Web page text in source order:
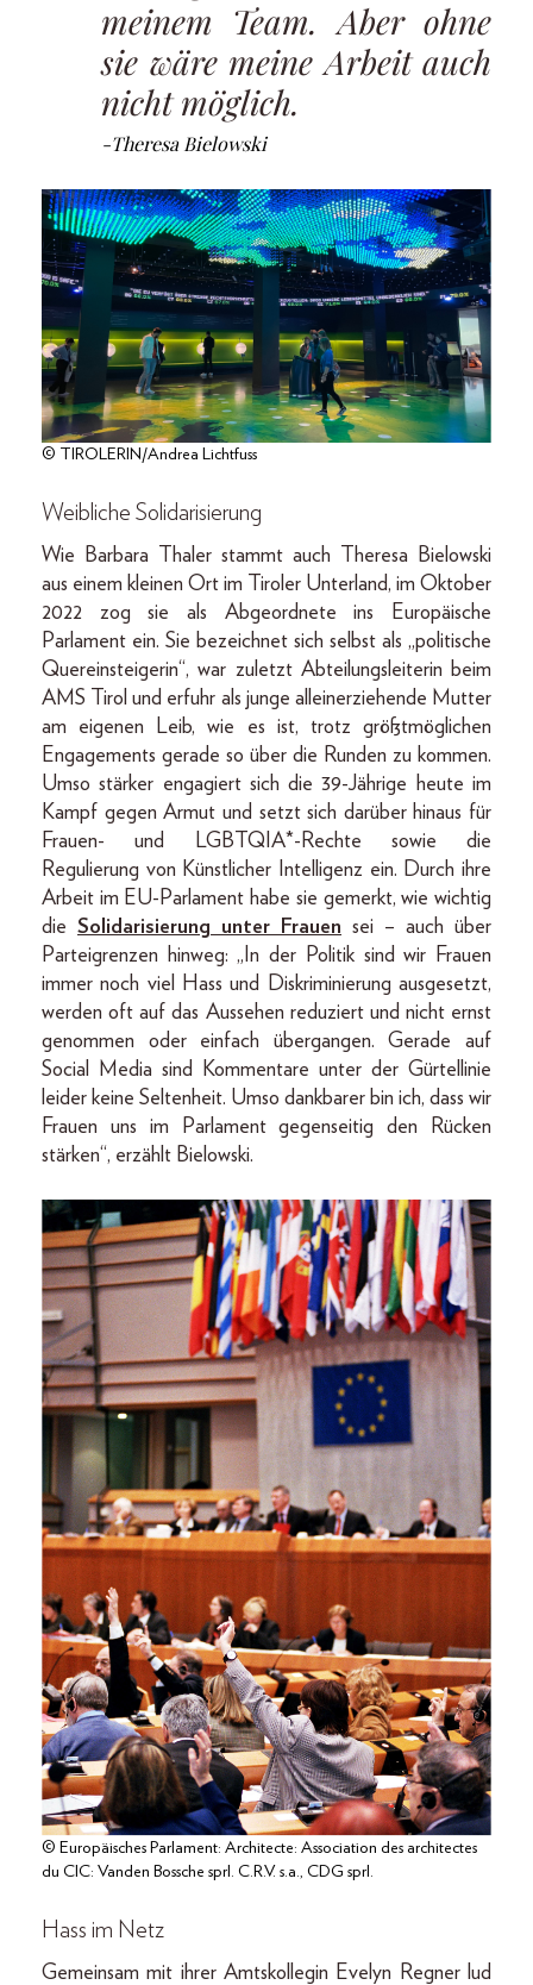
meinem Team. Aber ohne
sie wäre meine Arbeit auch
nicht möglich.
-Theresa Bielowski
© TIROLERIN/Andrea Lichtfuss
Weibliche Solidarisierung
Wie Barbara Thaler stammt auch Theresa Bielowski
aus einem kleinen Ort im Tiroler Unterland, im Oktober
2022 zog sie als Abgeordnete ins Europäische
Parlament ein. Sie bezeichnet sich selbst als „politische
Quereinsteigerin“, war zuletzt Abteilungsleiterin beim
AMS Tirol und erfuhr als junge alleinerziehende Mutter
am eigenen Leib, wie es ist, trotz größtmöglichen
Engagements gerade so über die Runden zu kommen.
Umso stärker engagiert sich die 39-Jährige heute im
Kampf gegen Armut und setzt sich darüber hinaus für
Frauen- und LGBTQIA*-Rechte sowie die
Regulierung von Künstlicher Intelligenz ein. Durch ihre
Arbeit im EU-Parlament habe sie gemerkt, wie wichtig
die Solidarisierung unter Frauen sei – auch über
Parteigrenzen hinweg: „In der Politik sind wir Frauen
immer noch viel Hass und Diskriminierung ausgesetzt,
werden oft auf das Aussehen reduziert und nicht ernst
genommen oder einfach übergangen. Gerade auf
Social Media sind Kommentare unter der Gürtellinie
leider keine Seltenheit. Umso dankbarer bin ich, dass wir
Frauen uns im Parlament gegenseitig den Rücken
stärken“, erzählt Bielowski.
© Europäisches Parlament: Architecte: Association des architectes
du CIC: Vanden Bossche sprl. C.R.V. s.a., CDG sprl.
Hass im Netz
Gemeinsam mit ihrer Amtskollegin Evelyn Regner lud